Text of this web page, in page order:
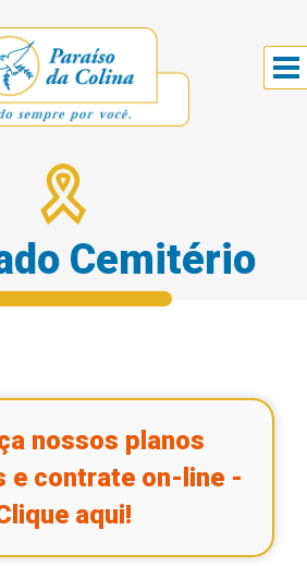
Cemitério
nossos planos
e contrate on-line -
aqui!